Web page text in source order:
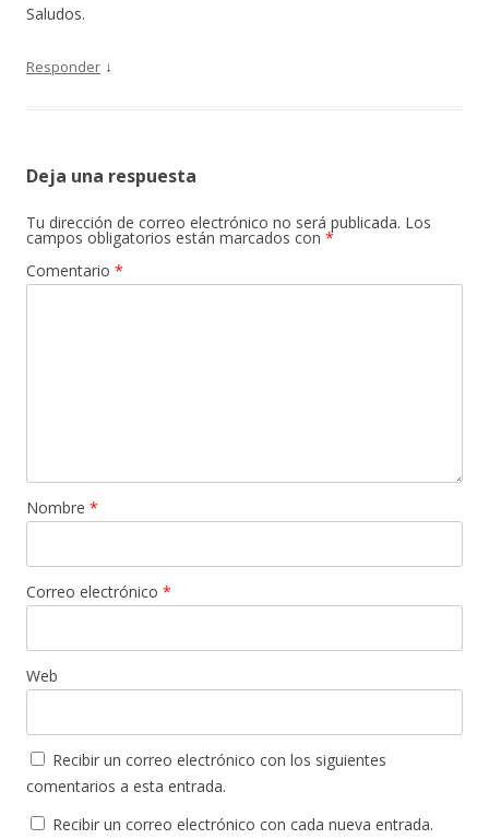
Saludos.
Responder ↓
Deja una respuesta
Tu dirección de correo electrónico no será publicada. Los
campos obligatorios están marcados con *
Comentario *
Nombre *
Correo electrónico *
Web
Recibir un correo electrónico con los siguientes
comentarios a esta entrada.
Recibir un correo electrónico con cada nueva entrada.